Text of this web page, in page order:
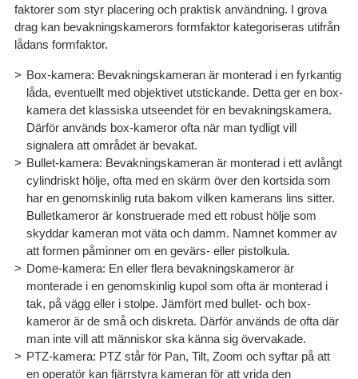
faktorer som styr placering och praktisk användning. I grova
drag kan bevakningskamerors formfaktor kategoriseras utifrån
lådans formfaktor.
Box-kamera: Bevakningskameran är monterad i en fyrkantig
låda, eventuellt med objektivet utstickande. Detta ger en box-
kamera det klassiska utseendet för en bevakningskamera.
Därför används box-kameror ofta när man tydligt vill
signalera att området är bevakat.
Bullet-kamera: Bevakningskameran är monterad i ett avlångt
cylindriskt hölje, ofta med en skärm över den kortsida som
har en genomskinlig ruta bakom vilken kamerans lins sitter.
Bulletkameror är konstruerade med ett robust hölje som
skyddar kameran mot väta och damm. Namnet kommer av
att formen påminner om en gevärs- eller pistolkula.
Dome-kamera: En eller flera bevakningskameror är
monterade i en genomskinlig kupol som ofta är monterad i
tak, på vägg eller i stolpe. Jämfört med bullet- och box-
kameror är de små och diskreta. Därför används de ofta där
man inte vill att människor ska känna sig övervakade.
PTZ-kamera: PTZ står för Pan, Tilt, Zoom och syftar på att
en operatör kan fjärrstyra kameran för att vrida den